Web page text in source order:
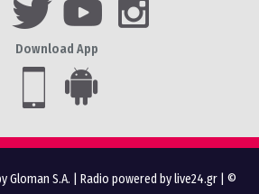
Download App
Gloman S.A. Radio powered by live24.gr | ©